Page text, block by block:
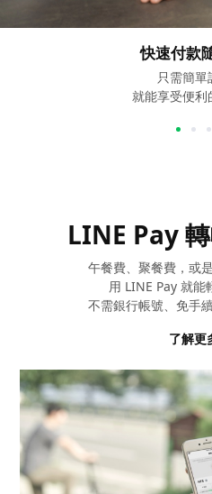
快速付款
只需簡單
就能享受便利
LINE Pay
午餐費、聚餐費，或
用 LINE Pay 就能
不需銀行帳號、免手
了解更